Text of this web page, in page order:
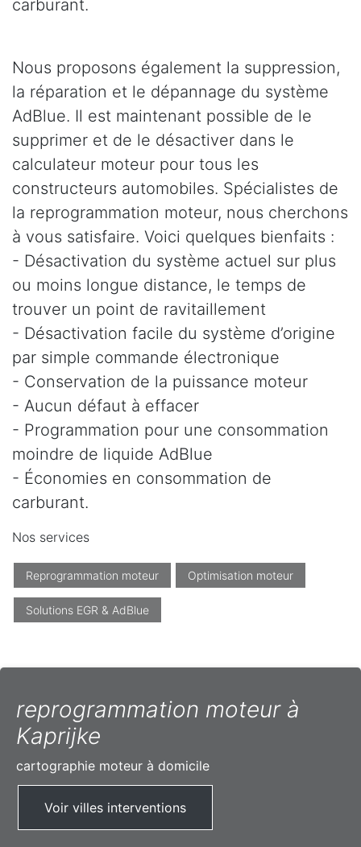
carburant.
Nous proposons également la suppression,
la réparation et le dépannage du système
AdBlue. Il est maintenant possible de le
supprimer et de le désactiver dans le
calculateur moteur pour tous les
constructeurs automobiles. Spécialistes de
la reprogrammation moteur, nous cherchons
à vous satisfaire. Voici quelques bienfaits :
- Désactivation du système actuel sur plus
ou moins longue distance, le temps de
trouver un point de ravitaillement
- Désactivation facile du système d’origine
par simple commande électronique
- Conservation de la puissance moteur
- Aucun défaut à effacer
- Programmation pour une consommation
moindre de liquide AdBlue
- Économies en consommation de
carburant.
Nos services
Reprogrammation moteur Optimisation moteur
Solutions EGR & AdBlue
reprogrammation moteur à
Kaprijke
cartographie moteur à domicile
Voir villes interventions